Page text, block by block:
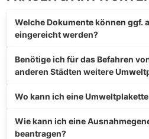
Welche Dokumente können ggf.
eingereicht werden?
Benötige ich für das Befahren
anderen Städten weitere
Wo kann ich eine
Wie kann ich eine
beantragen?